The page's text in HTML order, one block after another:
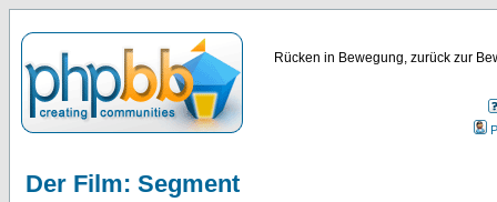
Rücken in Bewegung, zurück zur
Der Film: Segment